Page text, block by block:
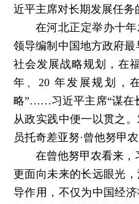
近平主席对长期发展任务
在河北正定举办十
领导编制中国地方政府
社会发展战略规划，在
年、20 年发展规划，
略”……习近平主席“谋在
从政实践中便一以贯之
员托奇差亚努·曾他努甲农
在曾他努甲农看来，
更面向未来的长远眼光
导作用，不仅为中国经